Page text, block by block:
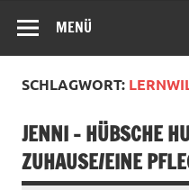
MENÜ
SCHLAGWORT:
JENNI – HÜBSCHE
ZUHAUSE/EINE